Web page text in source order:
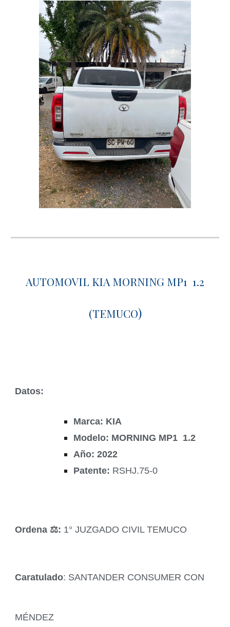
AUTOMOVIL KIA MORNING MP1 1.2
(TEMUCO)
Datos:
Marca: KIA
Modelo: MORNING MP1 1.2
Año: 2022
Patente: RSHJ.75-0
Ordena ‍⚖️: 1° JUZGADO CIVIL TEMUCO
Caratulado: SANTANDER CONSUMER CON
MÉNDEZ